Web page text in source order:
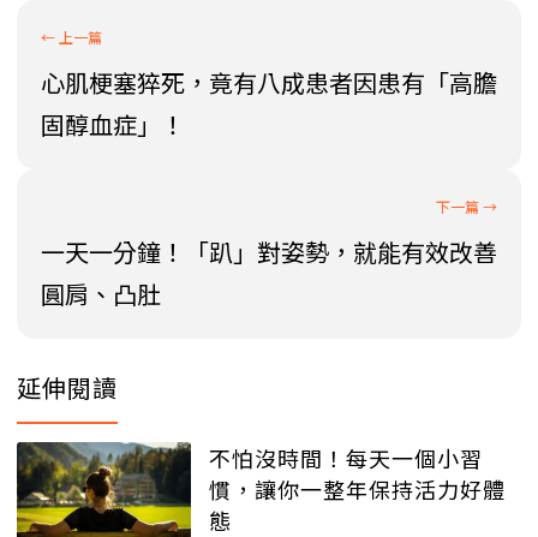
心肌梗塞猝死，竟有八成患者因患有「高膽
固醇血症」！
一天一分鐘！「趴」對姿勢，就能有效改善
圓肩、凸肚
延伸閱讀
不怕沒時間！每天一個小習
慣，讓你一整年保持活力好體
態